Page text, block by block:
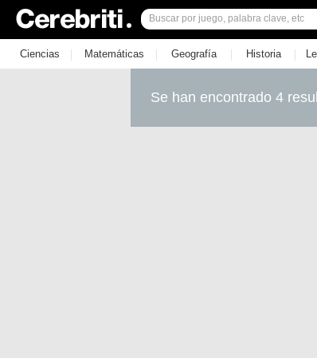
Ciencias | Matemáticas | Geografía | Historia |
Se han encontrado 4